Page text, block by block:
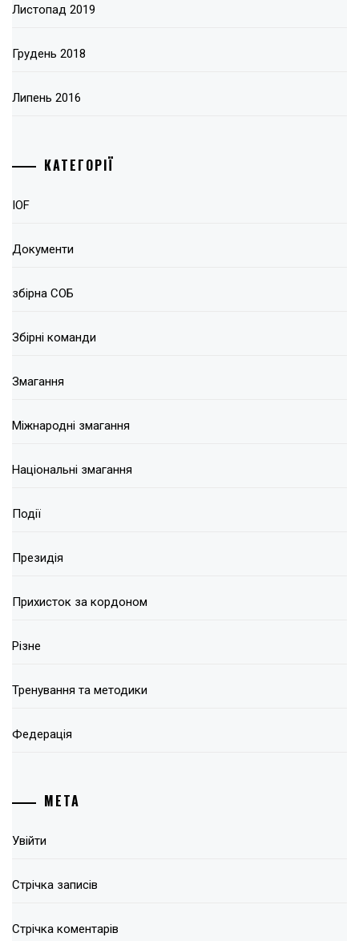
Листопад 2019
Грудень 2018
Липень 2016
КАТЕГОРІЇ
IOF
Документи
збірна СОБ
Збірні команди
Змагання
Міжнародні змагання
Національні змагання
Події
Президія
Прихисток за кордоном
Різне
Тренування та методики
Федерація
МЕТА
Увійти
Стрічка записів
Стрічка коментарів